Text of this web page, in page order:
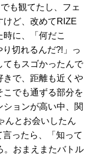
も観てたし、フェ
けど、改めてRIZE
に、「何だこ
切れるんだ?!」っ
てもスゴかったんで
きで、距離も近くや
こでも通ずる部分を
ョンが高い中、関
んとお会いしたん
ったら、「知って
おまえまたバトル